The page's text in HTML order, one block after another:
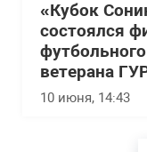
«Кубок
состоялся
ветерана
10 июня, 14:43